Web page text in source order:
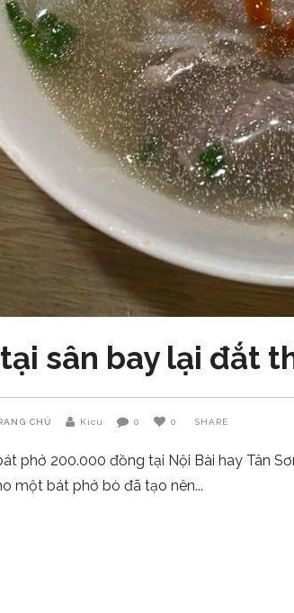
sân bay lại đắt
CHỦ Kicu 0 0 SHARE
phở 200.000 đồng tại Nội Bài hay Tân
một bát phở bò đã tạo nên